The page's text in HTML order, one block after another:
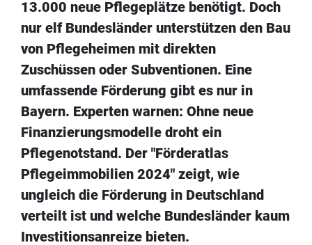
13.000 neue Pflegeplätze benötigt. Doch
nur elf Bundesländer unterstützen den Bau
von Pflegeheimen mit direkten
Zuschüssen oder Subventionen. Eine
umfassende Förderung gibt es nur in
Bayern. Experten warnen: Ohne neue
Finanzierungsmodelle droht ein
Pflegenotstand. Der "Förderatlas
Pflegeimmobilien 2024" zeigt, wie
ungleich die Förderung in Deutschland
verteilt ist und welche Bundesländer kaum
Investitionsanreize bieten.